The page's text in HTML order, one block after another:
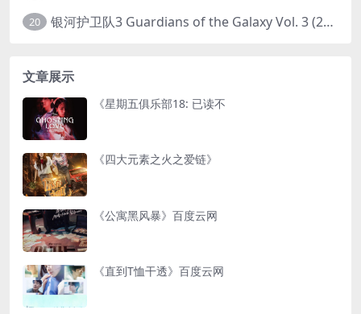
20 银河护卫队3 Guardians of the Galaxy Vol. 3 (2023)4K高清资源1080p只分享精品
文章展示
《星期五俱乐部18: 已读不
《四大元素之火之爱链》
《公寓黑风暴》百度云网
《直到T恤干透》百度云网